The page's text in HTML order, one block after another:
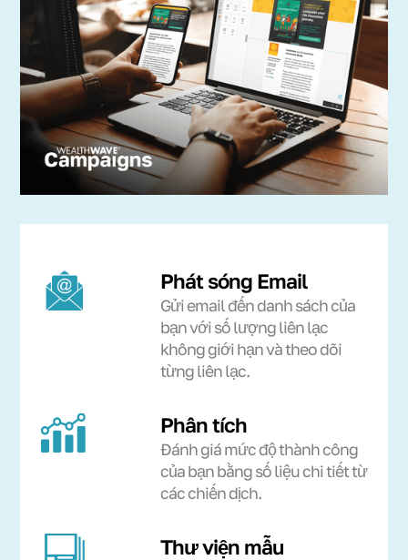
Phát sóng Email
Gửi email đến danh sách của
bạn với số lượng liên lạc
không giới hạn và theo dõi
từng liên lạc.
Phân tích
Đánh giá mức độ thành công
của bạn bằng số liệu chi tiết từ
các chiến dịch.
Thư viện mẫu